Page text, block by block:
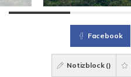
Facebook
Notizblock ()